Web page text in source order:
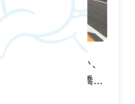
木】県道31号沿い、
い。 『揖斐大橋
前190ｍ 笠松町